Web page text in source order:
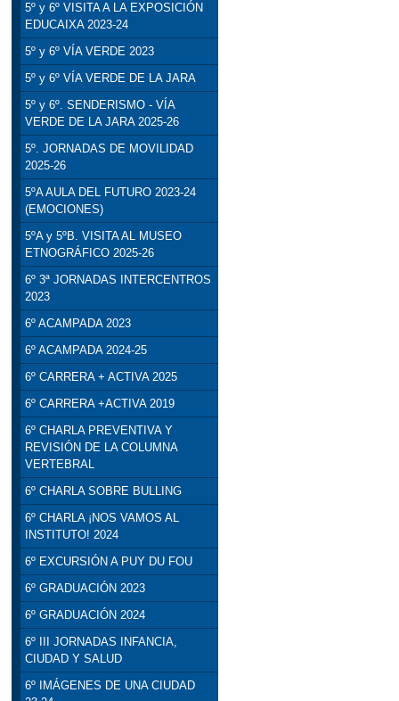
5º y 6º VISITA A LA EXPOSICIÓN
EDUCAIXA 2023-24
5º y 6º VÍA VERDE 2023
5º y 6º VÍA VERDE DE LA JARA
5º y 6º. SENDERISMO - VÍA
VERDE DE LA JARA 2025-26
5º. JORNADAS DE MOVILIDAD
2025-26
5ºA AULA DEL FUTURO 2023-24
(EMOCIONES)
5ºA y 5ºB. VISITA AL MUSEO
ETNOGRÁFICO 2025-26
6º 3ª JORNADAS INTERCENTROS
2023
6º ACAMPADA 2023
6º ACAMPADA 2024-25
6º CARRERA + ACTIVA 2025
6º CARRERA +ACTIVA 2019
6º CHARLA PREVENTIVA Y
REVISIÓN DE LA COLUMNA
VERTEBRAL
6º CHARLA SOBRE BULLING
6º CHARLA ¡NOS VAMOS AL
INSTITUTO! 2024
6º EXCURSIÓN A PUY DU FOU
6º GRADUACIÓN 2023
6º GRADUACIÓN 2024
6º III JORNADAS INFANCIA,
CIUDAD Y SALUD
6º IMÁGENES DE UNA CIUDAD